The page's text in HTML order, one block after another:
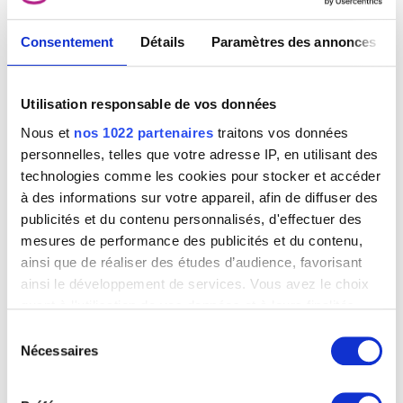
Consentement Détails Paramètres des annonces
Utilisation responsable de vos données
Nous et nos 1022 partenaires traitons vos données
personnelles, telles que votre adresse IP, en utilisant des
technologies comme les cookies pour stocker et accéder
à des informations sur votre appareil, afin de diffuser des
publicités et du contenu personnalisés, d'effectuer des
mesures de performance des publicités et du contenu,
ainsi que de réaliser des études d’audience, favorisant
ainsi le développement de services. Vous avez le choix
quant à l'utilisation de vos données et à leurs finalités.
tout moment en consultant la Déclaration relative aux
cookies ou en cliquant sur l'icône de confidentialité.
Nécessaires